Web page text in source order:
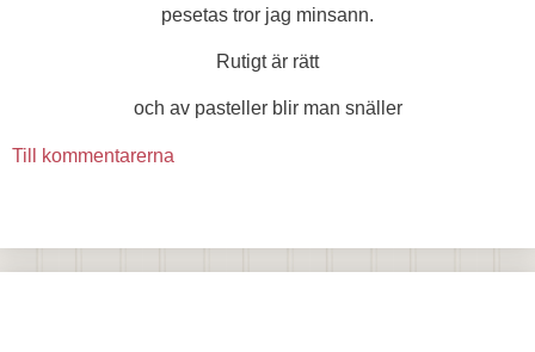
pesetas tror jag minsann.
Rutigt är rätt
och av pasteller blir man snäller
Till kommentarerna